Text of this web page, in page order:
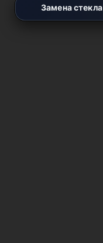
Замена стекла